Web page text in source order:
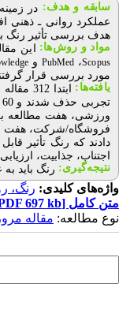
سابقه و هدف: در
عملکرد روانی ـ ذهنی
هدف بررسی تأثیر رنگ
مواد و روش‌‌ها: این
Scopus، PubMed و
مورد بررسی قرار
یافته‌ها:
ورزشی، هفت مطالعه
فروشگاه/شرکت، هفت
دادند که رنگ تأثیر
اجتناب، جذابیت،
نتیجه‌گیری: رنگ باید
واژه‌های کلیدی: رنگ،
متن کامل [PDF 697 kb]
نوع مطالعه: مقاله